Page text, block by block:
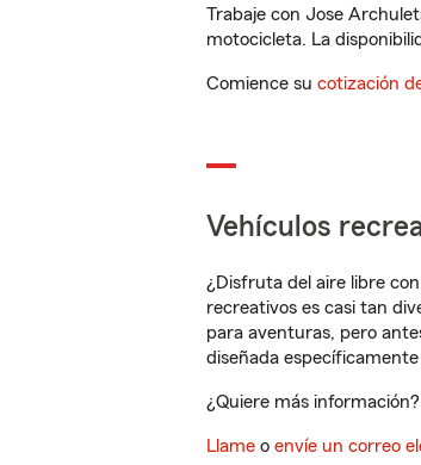
Trabaje con Jose
motocicleta. La
Comience su cotización
Vehículos
¿Disfruta del aire libre
recreativos es casi tan
para aventuras, pero
diseñada
¿Quiere más
Llame o envíe un correo